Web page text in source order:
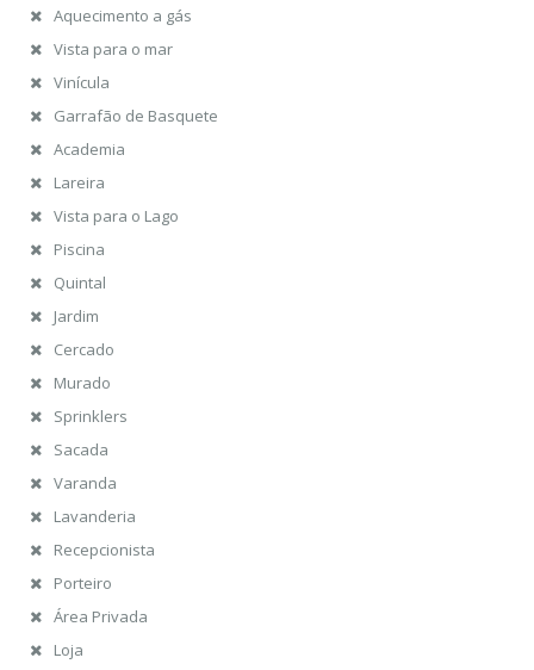
Aquecimento a gás
Vista para o mar
Vinícula
Garrafão de Basquete
Academia
Lareira
Vista para o Lago
Piscina
Quintal
Jardim
Cercado
Murado
Sprinklers
Sacada
Varanda
Lavanderia
Recepcionista
Porteiro
Área Privada
Loja